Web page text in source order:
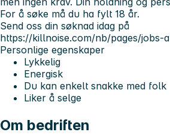
For å søke må du ha fylt 18 år.
Send oss din søknad idag på
https://killnoise.com/nb/pages/jobs-
Personlige egenskaper
Lykkelig
Energisk
Du kan enkelt snakke med folk
Liker å selge
Om bedriften